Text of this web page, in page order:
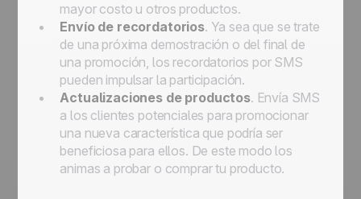
mayor costo u otros productos.
Envío de recordatorios. Ya sea que se trate
de una próxima demostración o del final de
una promoción, los recordatorios por SMS
pueden impulsar la participación.
Actualizaciones de productos. Envía SMS
a los clientes potenciales para promocionar
una nueva característica que podría ser
beneficiosa para ellos. De este modo los
animas a probar o comprar tu producto.